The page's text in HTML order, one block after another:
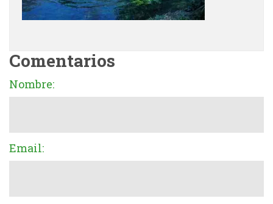
Comentarios
Nombre:
Email: